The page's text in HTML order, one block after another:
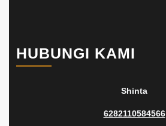
HUBUNGI KAMI
Shinta
6282110584566